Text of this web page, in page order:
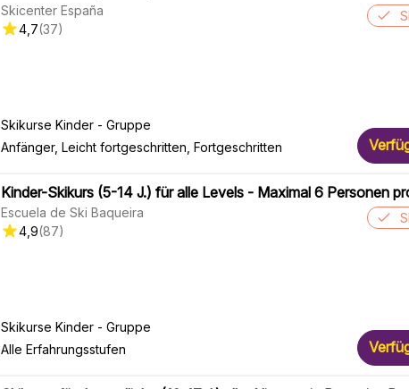
Skicenter España
4,7(37)
Skikurse Kinder - Gruppe
Anfänger, Leicht fortgeschritten, Fortgeschritten
Kinder-Skikurs (5-14 J.) für alle Levels - Maximal 6 Personen
Escuela de Ski Baqueira
4,9(87)
Skikurse Kinder - Gruppe
Alle Erfahrungsstufen